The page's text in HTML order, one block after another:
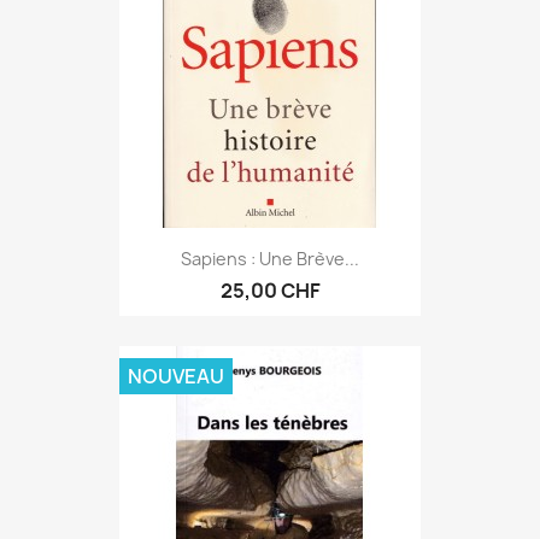
Sapiens : Une Brève...
25,00 CHF
NOUVEAU